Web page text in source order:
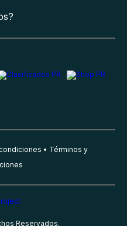
Términos y
Reservados.